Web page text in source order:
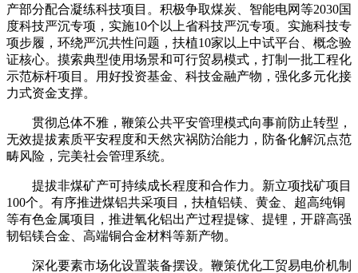
产部分配合凝练科技项目。积极争取煤炭、智能电网等2030国
度科技严沉专项，实施10个以上省科技严沉专项。实施科技专
项步履，环绕严沉共性问题，扶植10家以上中试平台、概念验
证核心。摸索典型使用场景和可行贸易模式，打制一批工程化
示范标杆项目。用好投资基金、科技金融产物，强化多元化接
力式资金支撑。
贯彻总体不雅，鞭策公共平安管理模式向事前防止转型，
无效提拔素质平安程度和天然灾祸防治能力，防备化解沉点范
畴风险，完美社会管理系统。
提拔非煤矿产可持续成长程度和合作力。新立项找矿项目
100个。有序推进煤铝共采项目，扶植铝镁、黄金、超高纯铜
等有色金属项目，推进氧化铝出产过程提镓、提锂，开辟高强
韧铝镁合金、高端铜合金材料等新产物。
深化要素市场化设置装备摆设。鞭策优化工贸易电价机制